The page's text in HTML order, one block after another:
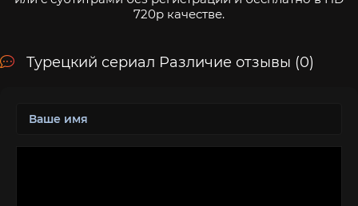
720p качестве.
Турецкий сериал Различие отзывы (0)